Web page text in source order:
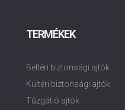
TERMÉKEK
Beltéri biztonsági ajtók
Kültéri biztonsági ajtók
Tűzgátló ajtók